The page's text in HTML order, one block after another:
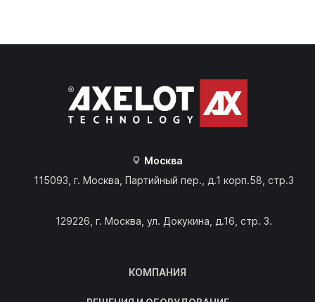
Москва
115093, г. Москва, Партийный пер., д.1 корп.58, стр.3
129226, г. Москва, ул. Докукина, д.16, стр. 3.
КОМПАНИЯ